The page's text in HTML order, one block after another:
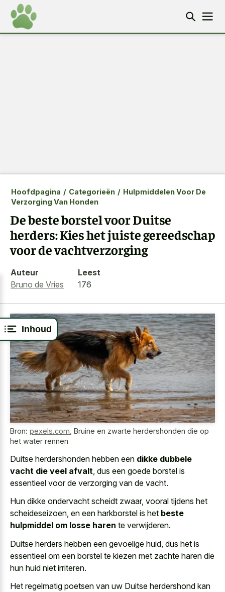
Inhoud
Hoofdpagina / Categorieën / Hulpmiddelen Voor De
Verzorging Van Honden
De beste borstel voor Duitse
herders: Kies het juiste gereedschap
voor de vachtverzorging
Auteur
Bruno de Vries
Leest
176
Bron: pexels.com Bruine en zwarte herdershonden die op
het water rennen
Duitse herdershonden hebben een dikke dubbele
vacht die veel afvalt , dus een goede borstel is
essentieel voor de verzorging van de vacht.
Hun dikke ondervacht scheidt zwaar, vooral tijdens het
scheideseizoen, en een harkborstel is het beste
hulpmiddel om losse haren te verwijderen.
Duitse herders hebben een gevoelige huid, dus het is
essentieel om een borstel te kiezen met zachte haren die
hun huid niet irriteren.
Het regelmatig poetsen van uw Duitse herdershond kan